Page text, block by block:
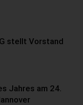
stellt Vorstand
Jahres am 24.